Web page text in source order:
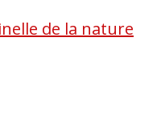
de la nature